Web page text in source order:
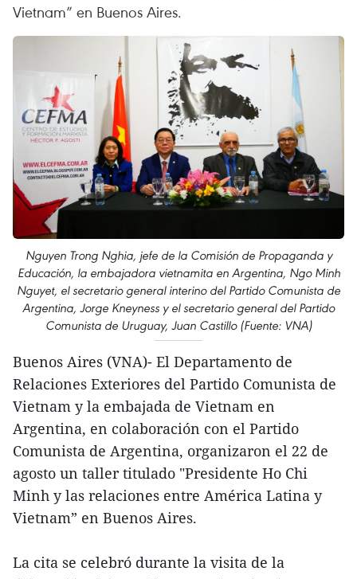
Vietnam” en Buenos Aires.
Nguyen Trong Nghia, jefe de la Comisión de Propaganda y
Educación, la embajadora vietnamita en Argentina, Ngo Minh
Nguyet, el secretario general interino del Partido Comunista de
Argentina, Jorge Kneyness y el secretario general del Partido
Comunista de Uruguay, Juan Castillo (Fuente: VNA)
Buenos Aires (VNA)- El Departamento de
Relaciones Exteriores del Partido Comunista de
Vietnam y la embajada de Vietnam en
Argentina, en colaboración con el Partido
Comunista de Argentina, organizaron el 22 de
agosto un taller titulado "Presidente Ho Chi
Minh y las relaciones entre América Latina y
Vietnam” en Buenos Aires.
La cita se celebró durante la visita de la